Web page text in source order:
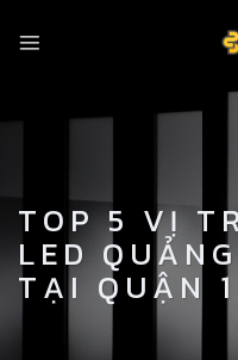
TOP 5 VỊ
LED
TẠI QUẬN